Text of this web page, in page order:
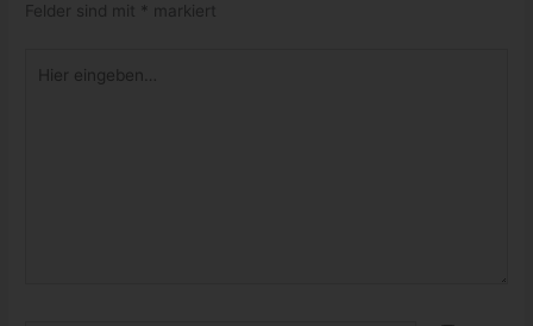
Felder sind mit * markiert
eingeben…